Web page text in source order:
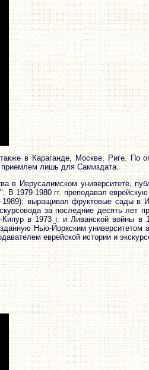
в Караганде, Москве, Риге. По
приемлем лишь для Самиздата.
в Иерусалимском университете,
В 1979-1980 гг. преподавал
1989): выращивал фруктовые сады в
за последние десять лет
в 1973 г. и Ливанской войны в
Нью-Йоркским
еврейской истории и